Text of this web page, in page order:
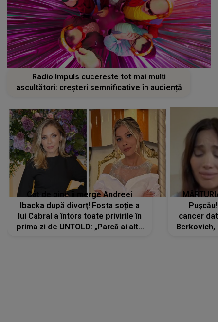
Radio Impuls cucerește tot mai mulți
ascultători: creșteri semnificative în audiență
Cât de bine îi merge Andreei
Ibacka după divorț! Fosta soție a
lui Cabral a întors toate privirile în
prima zi de UNTOLD: „Parcă ai altă
cancer